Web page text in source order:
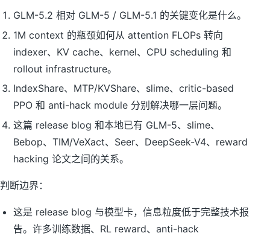
GLM-5.2 相对 GLM-5 / GLM-5.1 的关键变化是什么。
1M context 的瓶颈如何从 attention FLOPs 转向
indexer、KV cache、kernel、CPU scheduling 和
rollout infrastructure。
IndexShare、MTP/KVShare、slime、critic-based
PPO 和 anti-hack module 分别解决哪一层问题。
这篇 release blog 和本地已有 GLM-5、slime、
Bebop、TIM/VeXact、Seer、DeepSeek-V4、reward
hacking 论文之间的关系。
判断边界：
这是 release blog 与模型卡，信息粒度低于完整技术报
告。许多训练数据、RL reward、anti-hack